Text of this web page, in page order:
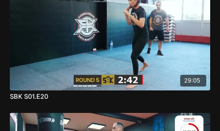
29:05
SBK S01.E20